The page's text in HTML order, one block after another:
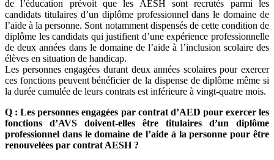
de l’éducation prévoit que les AESH sont recrutés parmi les
candidats titulaires d’un diplôme professionnel dans le domaine de
l’aide à la personne. Sont notamment dispensés de cette condition de
diplôme les candidats qui justifient d’une expérience professionnelle
de deux années dans le domaine de l’aide à l’inclusion scolaire des
élèves en situation de handicap.
Les personnes engagées durant deux années scolaires pour exercer
ces fonctions peuvent bénéficier de la dispense de diplôme même si
la durée cumulée de leurs contrats est inférieure à vingt-quatre mois.
Q : Les personnes engagées par contrat d’AED pour exercer les
fonctions d’AVS doivent-elles être titulaires d’un diplôme
professionnel dans le domaine de l’aide à la personne pour être
renouvelées par contrat AESH ?